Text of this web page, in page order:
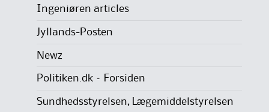
Ingeniøren articles
Jyllands-Posten
Newz
Politiken.dk – Forsiden
Sundhedsstyrelsen, Lægemiddelstyrelsen